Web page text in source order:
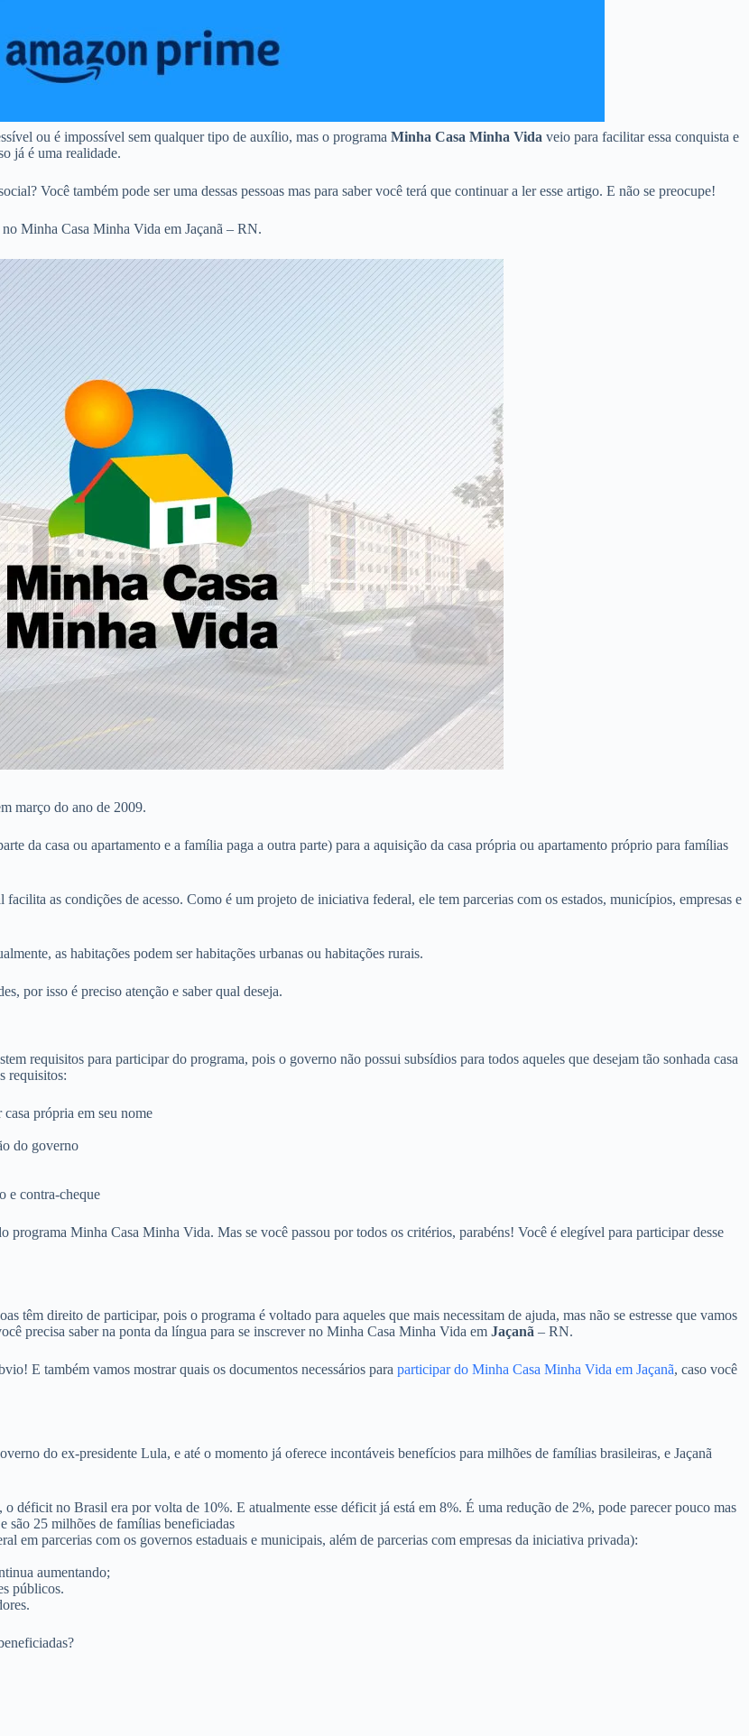
ou é impossível sem qualquer tipo de auxílio, mas o programa Minha Casa Minha Vida veio para facilitar essa conquista e
já é uma realidade.
Você também pode ser uma dessas pessoas mas para saber você terá que continuar a ler esse artigo. E não se preocupe!
Minha Casa Minha Vida em Jaçanã – RN.
março do ano de 2009.
da casa ou apartamento e a família paga a outra parte) para a aquisição da casa própria ou apartamento próprio para famílias
as condições de acesso. Como é um projeto de iniciativa federal, ele tem parcerias com os estados, municípios, empresas e
as habitações podem ser habitações urbanas ou habitações rurais.
por isso é preciso atenção e saber qual deseja.
requisitos para participar do programa, pois o governo não possui subsídios para todos aqueles que desejam tão sonhada casa
requisitos:
própria em seu nome
do governo
e contra-cheque
Minha Casa Minha Vida. Mas se você passou por todos os critérios, parabéns! Você é elegível para participar desse
têm direito de participar, pois o programa é voltado para aqueles que mais necessitam de ajuda, mas não se estresse que vamos
precisa saber na ponta da língua para se inscrever no Minha Casa Minha Vida em Jaçanã – RN.
E também vamos mostrar quais os documentos necessários para participar do Minha Casa Minha Vida em Jaçanã, caso você
do ex-presidente Lula, e até o momento já oferece incontáveis benefícios para milhões de famílias brasileiras, e Jaçanã
no Brasil era por volta de 10%. E atualmente esse déficit já está em 8%. É uma redução de 2%, pode parecer pouco mas
são 25 milhões de famílias beneficiadas
em parcerias com os governos estaduais e municipais, além de parcerias com empresas da iniciativa privada):
aumentando;
públicos.